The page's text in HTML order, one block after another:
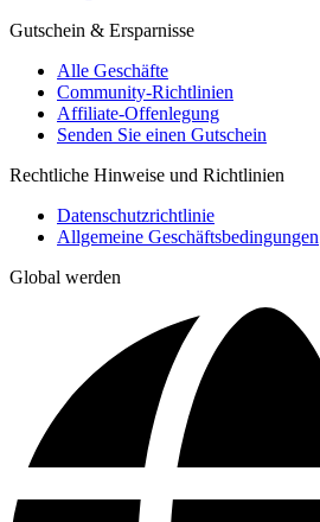
Gutschein & Ersparnisse
Alle Geschäfte
Community-Richtlinien
Affiliate-Offenlegung
Senden Sie einen Gutschein
Rechtliche Hinweise und Richtlinien
Datenschutzrichtlinie
Allgemeine Geschäftsbedingungen
Global werden